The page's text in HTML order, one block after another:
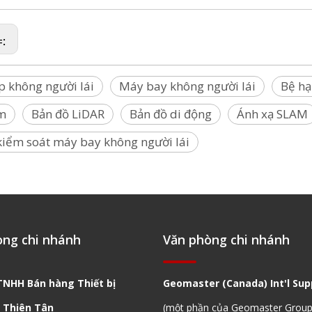
không người lái Máy bay không người lái
Bệ
Bản đồ LiDAR Bản đồ di động
Ánh xạ SLAM
soát máy bay không người lái
chi nhánh
Bán hàng Thiết bị
Thiên Tân
Văn phòng chi nhánh
Geomaster (Canada) Int'l
(một phần của Geomaster